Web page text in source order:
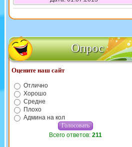
Опрос
Оцените наш сайт
Отлично
Хорошо
Средне
Плохо
Админа на кол
Всего ответов: 211